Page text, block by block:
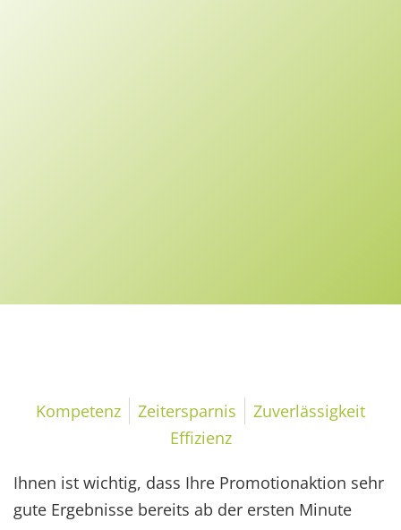
Kompetenz Zeitersparnis
Zuverlässigkeit
Effizienz
Ihnen ist wichtig, dass Ihre Promotionaktion sehr
gute Ergebnisse bereits ab der ersten Minute